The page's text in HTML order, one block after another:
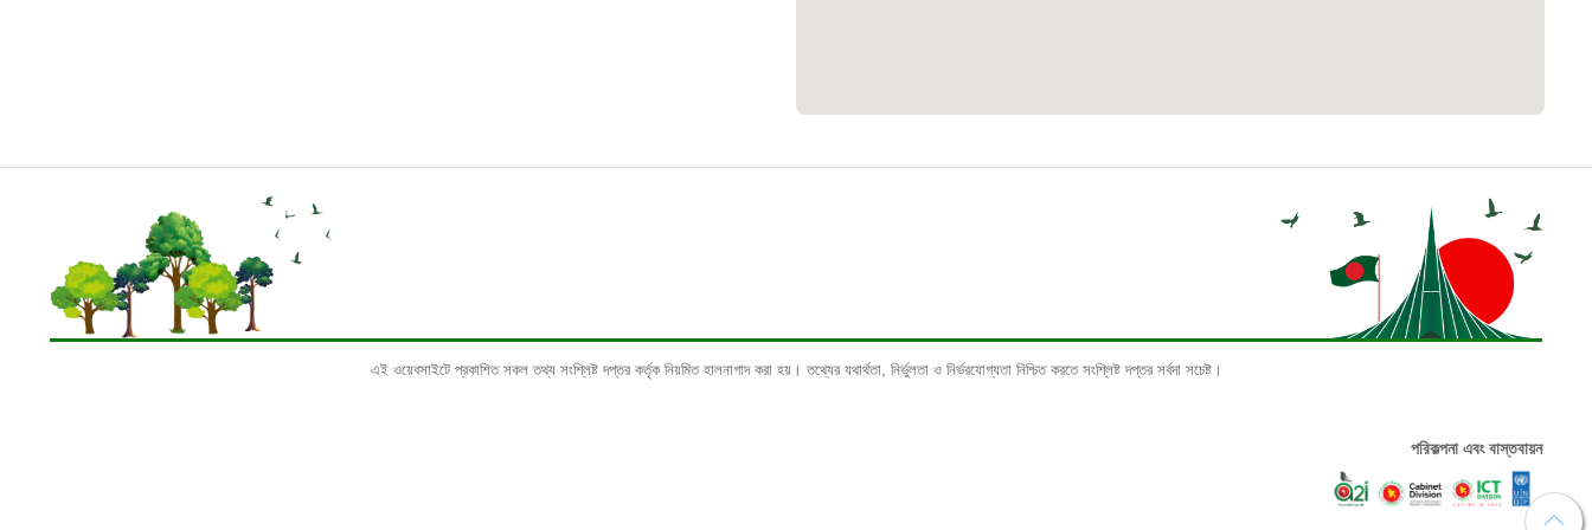
১৬১০৯
বাংলাদেশ কর্মচারী কল্যাণ বোর্ড হটলাইন
১৬১১৩
এই ওয়েবসাইটে প্রকাশিত সকল তথ্য সংশ্লিষ্ট দপ্তর কর্তৃক নিয়মিত হালনাগাদ করা হয়। তথ্যের যথার্থতা, নির্ভুলতা ও নির্ভরযোগ্যতা নিশ্চিত করতে সংশ্লিষ্ট দপ্তর সর্বদা সচেষ্ট।
পরিকল্পনা এবং বাস্তবায়ন